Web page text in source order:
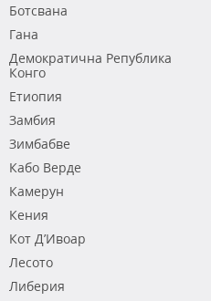
Ботсвана
Гана
Демократична Република
Конго
Етиопия
Замбия
Зимбабве
Кабо Верде
Камерун
Кения
Кот Д’Ивоар
Лесото
Либерия